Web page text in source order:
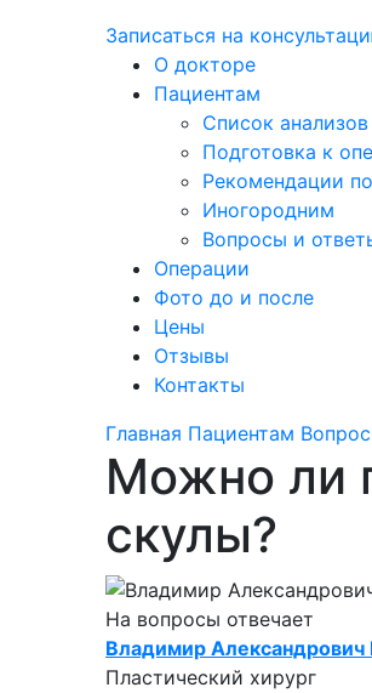
Записаться на
О докторе
Пациентам
Список
Подготовка к
Рекомендации
Иногородним
Вопросы и
Операции
Фото до и после
Цены
Отзывы
Контакты
Главная Пациентам
Можно ли
скулы?
На вопросы отвечает
Владимир Александрович
Пластический хирург